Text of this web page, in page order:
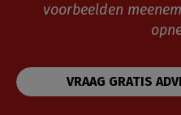
voorbeelden
VRAAG GRATIS